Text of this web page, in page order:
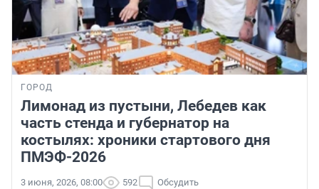
ГОРОД
Лимонад из пустыни, Лебедев как
часть стенда и губернатор на
костылях: хроники стартового дня
ПМЭФ-2026
3 июня, 2026, 08:00 592 Обсудить